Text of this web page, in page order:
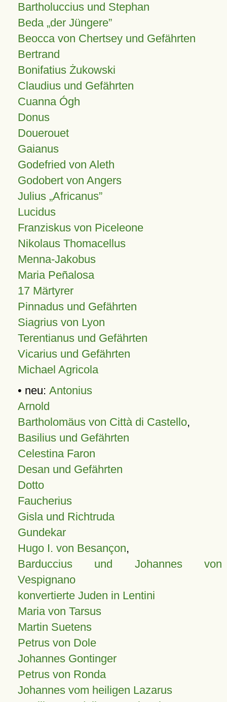
Bartholuccius und Stephan
Beda „der Jüngere”
Beocca von Chertsey und Gefährten
Bertrand
Bonifatius Żukowski
Claudius und Gefährten
Cuanna Ógh
Donus
Douerouet
Gaianus
Godefried von Aleth
Godobert von Angers
Julius Africanus
Lucidus
Franziskus von Piceleone
Nikolaus Thomacellus
Menna-Jakobus
Maria Peñalosa
17 Märtyrer
Pinnadus und Gefährten
Siagrius von Lyon
Terentianus und Gefährten
Vicarius und Gefährten
Michael Agricola
• neu: Antonius
Arnold
Bartholomäus von Città di Castello,
Basilius und Gefährten
Celestina Faron
Desan und Gefährten
Dotto
Faucherius
Gisla und Richtruda
Gundekar
Hugo I. von Besançon,
Barduccius und Johannes von
Vespignano
konvertierte Juden in Lentini
Maria von Tarsus
Martin Suetens
Petrus von Dole
Johannes Gontinger
Petrus von Ronda
Johannes vom heiligen Lazarus